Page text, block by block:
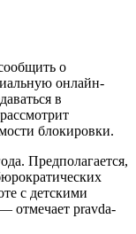
о
онлайн-
в
блокировки.
Предполагается,
с детскими
отмечает pravda-